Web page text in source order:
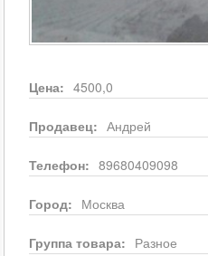
Цена: 4500,0
Продавец: Андрей
Телефон: 89680409098
Город: Москва
Группа товара: Разное